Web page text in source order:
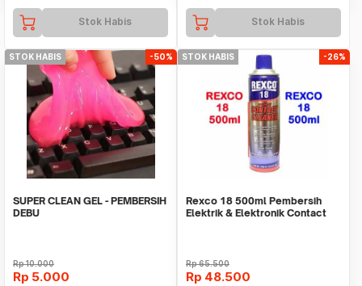
Stok Habis Stok Habis
STOK HABIS -50%
SUPER CLEAN GEL - PEMBERSIH
DEBU
Rp10.000
Rp 5.000
STOK HABIS -26%
Rexco 18 500ml Pembersih
Elektrik & Elektronik Contact
Rp65.500
Rp 48.500